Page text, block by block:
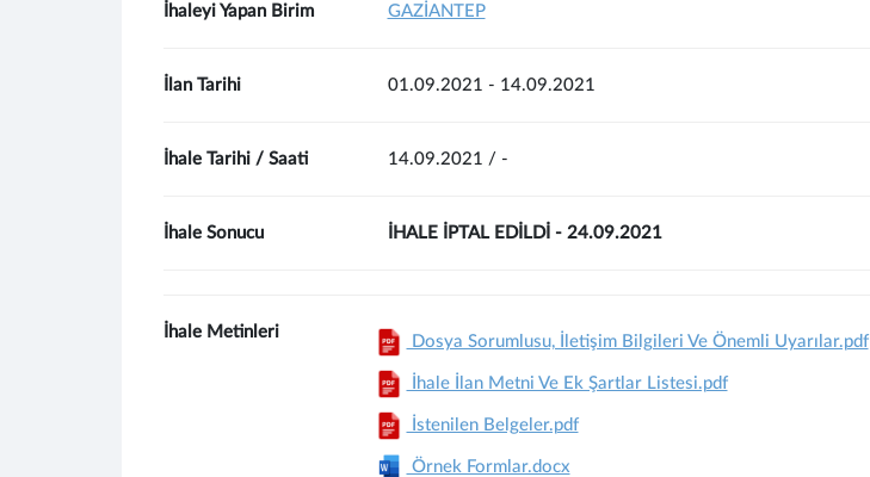
İhaleyi Yapan Birim GAZİANTEP
İlan Tarihi 01.09.2021 - 14.09.2021
İhale Tarihi / Saati 14.09.2021 / -
İhale Sonucu İHALE İPTAL EDİLDİ - 24.09.2021
İhale Metinleri
Dosya Sorumlusu, İletişim Bilgileri Ve Önemli Uyarılar.pdf
İhale İlan Metni Ve Ek Şartlar Listesi.pdf
İstenilen Belgeler.pdf
Örnek Formlar.docx